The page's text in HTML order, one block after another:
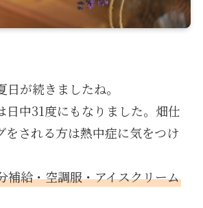
が続きましたね。
日中31度にもなりました。畑仕
をされる方は熱中症に気をつけ
補給・空調服・アイスクリーム